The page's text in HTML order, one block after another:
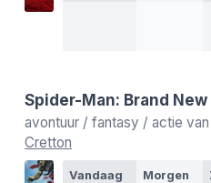
Spider-Man: Brand New
avontuur / fantasy / actie van
Cretton
Vandaag Morgen